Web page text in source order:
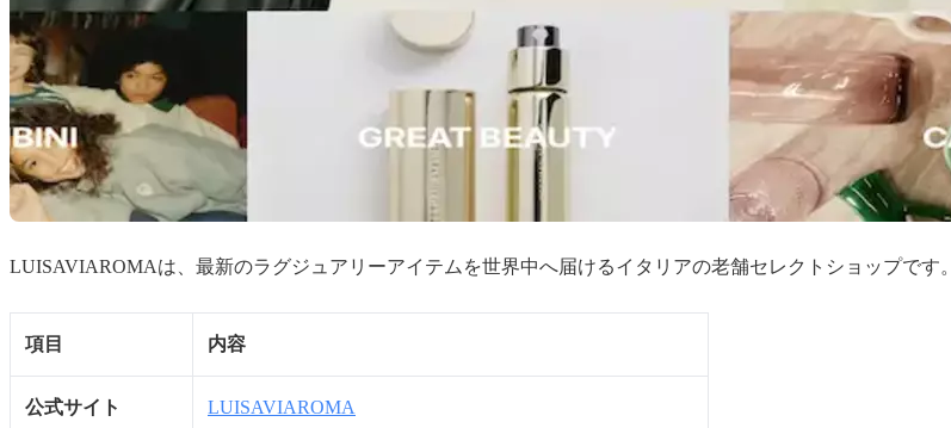
LUISAVIAROMAは、最新のラグジュアリーアイテムを世界中へ届けるイタリアの老舗セレクトショップです。
項目 内容
公式サイト LUISAVIAROMA